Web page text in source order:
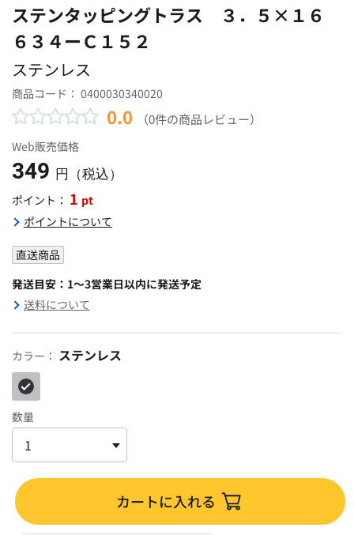
ステンタッピングトラス ３．５×１６
６３４ーＣ１５２
ステンレス
商品コード： 0400030340020
0.0 （0件の商品レビュー）
Web販売価格
349 円（税込）
ポイント： 1 pt
ポイントについて
直送商品
発送目安：1～3営業日以内に発送予定
送料について
カラー： ステンレス
数量
カートに入れる